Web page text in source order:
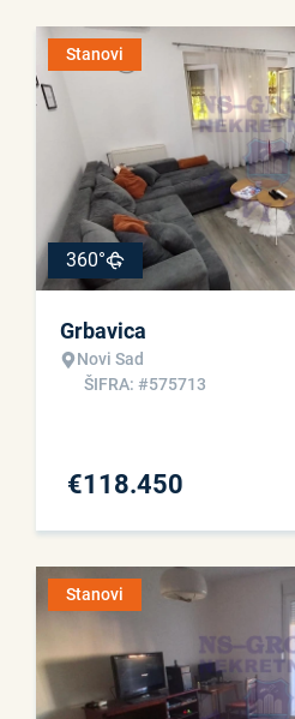
Stanovi
360°
Grbavica
Novi Sad
ŠIFRA: #575713
€118.450
Stanovi